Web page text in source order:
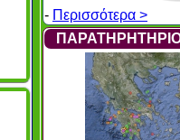
- Περισσότερα >